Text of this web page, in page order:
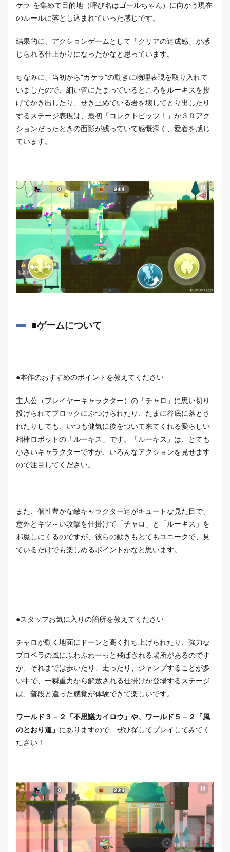
ケラ”を集めて目的地（呼び名はゴールちゃん）に向かう現在
のルールに落とし込まれていった感じです。
結果的に、アクションゲームとして「クリアの達成感」が感
じられる仕上がりになったかなと思っています。
ちなみに、当初から”カケラ”の動きに物理表現を取り入れて
いましたので、細い管にたまっているところをルーキスを投
げてかき出したり、せき止めている岩を壊してとり出したり
するステージ表現は、最初「コレクトビッツ！」が３Ｄアク
ションだったときの面影が残っていて感慨深く、愛着を感じ
ています。
■ゲームについて
●本作のおすすめのポイントを教えてください
主人公（プレイヤーキャラクター）の「チャロ」に思い切り
投げられてブロックにぶつけられたり、たまに谷底に落とさ
れたりしても、いつも健気に後をついて来てくれる愛らしい
相棒ロボットの「ルーキス」です。「ルーキス」は、とても
小さいキャラクターですが、いろんなアクションを見せます
ので注目してください。
また、個性豊かな敵キャラクター達がキュートな見た目で、
意外とキツ～い攻撃を仕掛けて「チャロ」と「ルーキス」を
邪魔しにくるのですが、彼らの動きもとてもユニークで、見
ているだけでも楽しめるポイントかなと思います。
●スタッフお気に入りの箇所を教えてください
チャロが動く地面にドーンと高く打ち上げられたり、強力な
プロペラの風にふわふわーっと飛ばされる場所があるのです
が、それまでは歩いたり、走ったり、ジャンプすることが多
い中で、一瞬重力から解放される仕掛けが登場するステージ
は、普段と違った感覚が体験できて楽しいです。
ワールド３－２「不思議カイロウ」や、ワールド５－２「風
のとおり道」 にありますので、ぜひ探してプレイしてみてく
ださい！